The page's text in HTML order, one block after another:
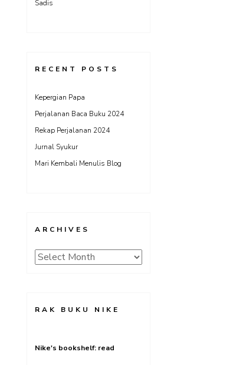
Sadis
RECENT POSTS
Kepergian Papa
Perjalanan Baca Buku 2024
Rekap Perjalanan 2024
Jurnal Syukur
Mari Kembali Menulis Blog
ARCHIVES
Archives
RAK BUKU NIKE
Nike's bookshelf: read